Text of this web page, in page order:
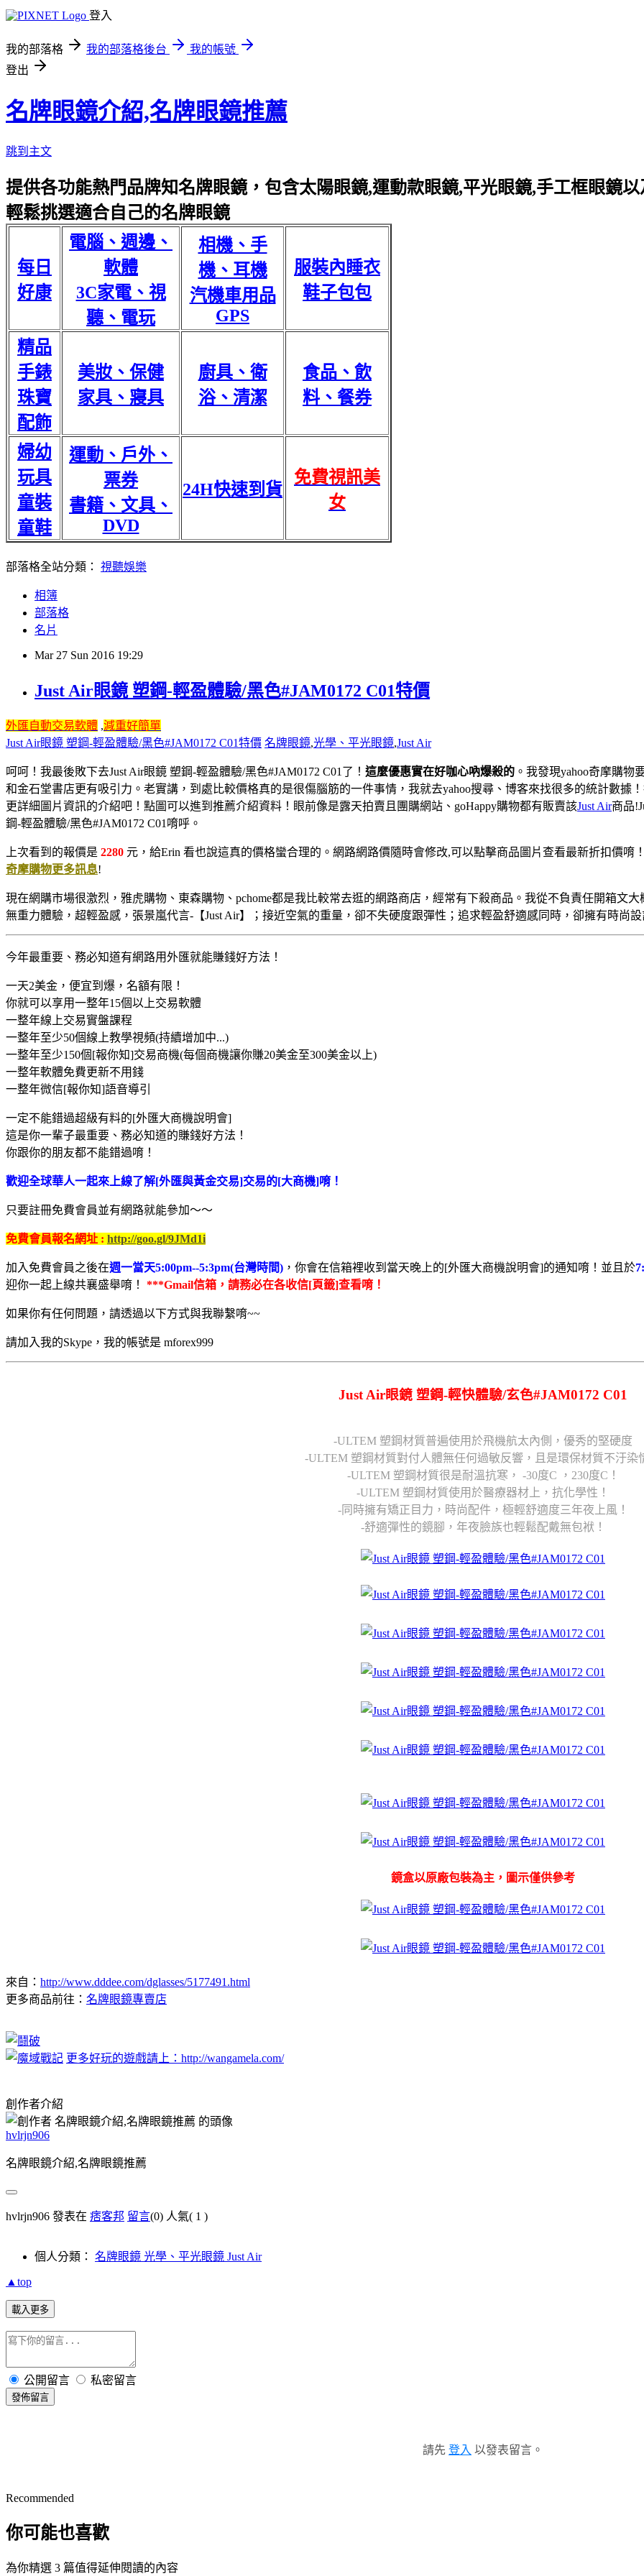
登入
我的部落格 我的部落格後台
我的帳號
登出
名牌眼鏡介紹,名牌眼鏡推薦
跳到主文
提供各功能熱門品牌知名牌眼鏡，包含太陽眼鏡,運動款眼鏡,平光眼鏡,手工框眼鏡
輕鬆挑選適合自己的名牌眼鏡
每日
好康
電腦、週邊、
軟體
3C家電、視
聽、電玩
相機、手
機、耳機
汽機車用品
GPS
服裝內睡衣
鞋子包包
精品
手錶
珠寶
配飾
美妝、保健
家具、寢具
廚具、衛
浴、清潔
食品、飲
料、餐券
婦幼
玩具
童裝
童鞋
運動、戶外、
票券
書籍、文具、
DVD
24H快速到貨
免費視訊美
女
部落格全站分類： 視聽娛樂
相簿
部落格
名片
Mar 27 Sun 2016 19:29
Just Air眼鏡 塑鋼-輕盈體驗/黑色#JAM0172 C01特價
外匯自動交易軟體 ,減重好簡單
Just Air眼鏡 塑鋼-輕盈體驗/黑色#JAM0172 C01特價 名牌眼鏡,光學、平光眼鏡,Just Air
呵呵！我最後敗下去Just Air眼鏡 塑鋼-輕盈體驗/黑色#JAM0172 C01了！ 這麼優惠實在好咖心吶爆殺的 。我發現yahoo奇摩購物
和金石堂書店更有吸引力。老實講，到處比較價格真的是很傷腦筋的一件事情，我就去yahoo搜尋、博客來找很多的統計數據
更詳細圖片資訊的介紹吧！點圖可以進到推薦介紹資料！眼前像是露天拍賣且團購網站、goHappy購物都有販賣該Just Air商品
鋼-輕盈體驗/黑色#JAM0172 C01唷呼。
上次看到的報價是 2280 元，給Erin 看也說這真的價格蠻合理的。網路網路價隨時會修改,可以點擊商品圖片查看最新折扣價唷
奇摩購物更多訊息!
現在網購市場很激烈，雅虎購物、東森購物、pchome都是我比較常去逛的網路商店，經常有下殺商品。我從不負責任開箱文大
無重力體驗，超輕盈感，張景嵐代言-【Just Air】；接近空氣的重量，卻不失硬度跟彈性；追求輕盈舒適感同時，卻擁有時尚
今年最重要、務必知​道有網路用外匯就能賺錢好方法！
一天2美金，便宜到爆，名額有限！
你就可以享用一整年15個以上交易軟體
一整年線上交易實盤課程
一整年至少50個線上教學視頻(持續增加中...)
一整年至少150個[報你知]交易商機(每個商機讓你賺20美金至300美金以上)
一整年軟體免費更新不用錢
一整年微信[報你知]語音導引
一定不能錯過超級有料的[外匯大商機說明會]
這是你一輩子最重要、務必知道的賺錢好方法！
你跟你的朋友都不能錯過唷！
歡迎全球華人一起來上線了解[外匯與黃金交易]交易的[大商機]唷！
只要註冊免費會員並有網路就能參加～～
免費會員報名網址 : http://goo.gl/9JMd1i
加入免費會員之後在週一當天5:00pm--5:3pm(台灣時間) ，你會在信箱裡收到當天晚上的[外匯大商機說明會]的通知唷！並且於
迎你一起上線共襄盛舉唷！ ***Gmail信箱，請務必在各收信[頁籤]查看唷！
如果你有任何問題，請透過以下方式與我聯繫唷~~
請加入我的Skype，我的帳號是 mforex999
Just Air眼鏡 塑鋼-輕快體驗/玄色#JAM0172 C01
-ULTEM 塑鋼材質普遍使用於飛機航太內側，優秀的堅硬度
-ULTEM 塑鋼材質對付人體無任何過敏反響，且是環保材質不汙染
-ULTEM 塑鋼材質很是耐溫抗寒， -30度C ，230度C！
-ULTEM 塑鋼材質使用於醫療器材上，抗化學性！
-同時擁有矯正目力，時尚配件，極輕舒適度三年夜上風！
-舒適彈性的鏡腳，年夜臉族也輕鬆配戴無包袱！
鏡盒以原廠包裝為主，圖示僅供參考
來自： http://www.dddee.com/dglasses/5177491.html
更多商品前往： 名牌眼鏡專賣店
更多好玩的遊戲請上：http://wangamela.com/
創作者介紹
hvlrjn906
名牌眼鏡介紹,名牌眼鏡推薦
hvlrjn906 發表在 痞客邦 留言(0) 人氣( 1 )
個人分類： 名牌眼鏡 光學、平光眼鏡 Just Air
▲top
載入更多
公開留言 私密留言
發佈留言
請先 登入 以發表留言。
Recommended
你可能也喜歡
為你精選 3 篇值得延伸閱讀的內容